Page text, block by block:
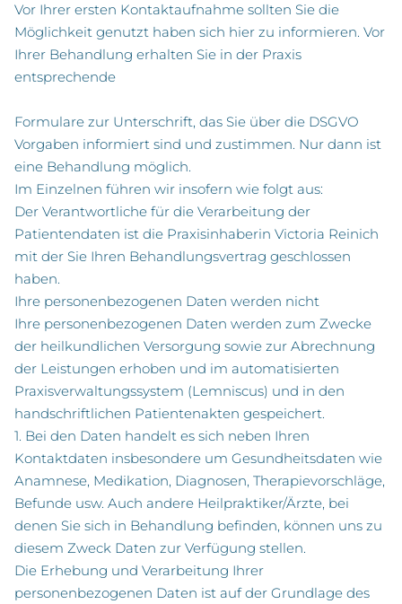
Vor Ihrer ersten Kontaktaufnahme sollten Sie die
Möglichkeit genutzt haben sich hier zu informieren. Vor
Ihrer Behandlung erhalten Sie in der Praxis
entsprechende
Formulare zur Unterschrift, das Sie über die DSGVO
Vorgaben informiert sind und zustimmen. Nur dann ist
eine Behandlung möglich.
Im Einzelnen führen wir insofern wie folgt aus:
Der Verantwortliche für die Verarbeitung der
Patientendaten ist die Praxisinhaberin Victoria Reinich
mit der Sie Ihren Behandlungsvertrag geschlossen
haben.
Ihre personenbezogenen Daten werden nicht
Ihre personenbezogenen Daten werden zum Zwecke
der heilkundlichen Versorgung sowie zur Abrechnung
der Leistungen erhoben und im automatisierten
Praxisverwaltungssystem (Lemniscus) und in den
handschriftlichen Patientenakten gespeichert.
1. Bei den Daten handelt es sich neben Ihren
Kontaktdaten insbesondere um Gesundheitsdaten wie
Anamnese, Medikation, Diagnosen, Therapievorschläge,
Befunde usw. Auch andere Heilpraktiker/Ärzte, bei
denen Sie sich in Behandlung befinden, können uns zu
diesem Zweck Daten zur Verfügung stellen.
Die Erhebung und Verarbeitung Ihrer
personenbezogenen Daten ist auf der Grundlage des